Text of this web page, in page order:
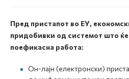
Пред пристапот во ЕУ,
придобивки од системот што
поефикасна работа:
Он-лајн (електронски)